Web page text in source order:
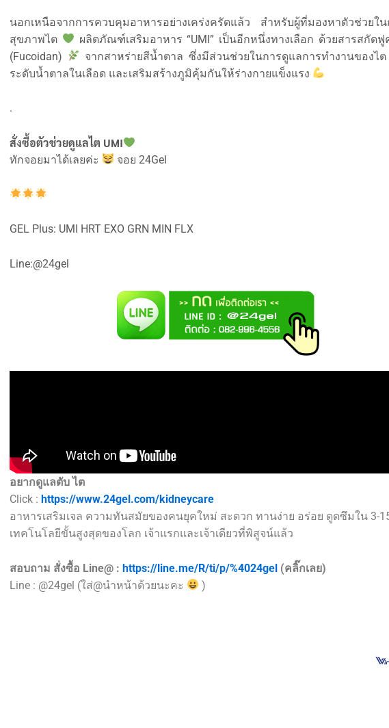
นอกเหนือจากการควบคุมอาหารอย่างเคร่งครัดแล้ว สำหรับผู้ที่มองหาตัวช่วยใน
สุขภาพไต
ผลิตภัณฑ์เสริมอาหาร “UMI” เป็นอีกหนึ่งทางเลือก ด้วยสารสกัด
(Fucoidan)
จากสาหร่ายสีน้ำตาล ซึ่งมีส่วนช่วยในการดูแลการทำงานของไ
ระดับน้ำตาลในเลือด และเสริมสร้างภูมิคุ้มกันให้ร่างกายแข็งแรง
.
สั่งซื้อตัวช่วยดูแลไต UMI
ทักจอยมาได้เลยค่ะ จอย 24Gel
GEL Plus: UMI HRT EXO GRN MIN FLX
Line:@24gel
อยากดูแลตับ ไต
Click : https://www.24gel.com/kidneycare
อาหารเสริมเจล ความทันสมัยของคนยุคใหม่ สะดวก ทานง่าย อร่อย ดูดซึมใน 3-
เทคโนโลยีขั้นสูงสุดของโลก เจ้าแรกและเจ้าเดียวที่พิสูจน์แล้ว
สอบถาม สั่งซื้อ Line@ : https://line.me/R/ti/p/%4024gel (คลิ๊กเลย)
Line : @24gel (ใส่@นำหน้าด้วยนะคะ
)